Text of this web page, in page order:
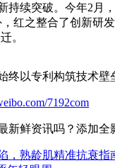
持续突破。今年2月
红之整合了创新研
。
终以专利构筑技术壁
7192com
新鲜资讯吗？添加全
，熟龄肌精准抗衰指